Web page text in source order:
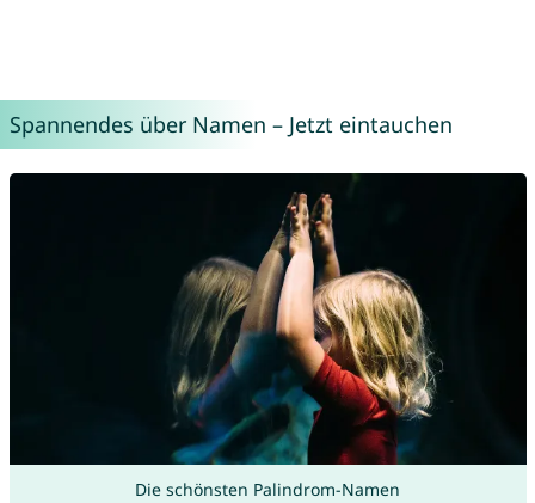
Spannendes über Namen – Jetzt eintauchen
Die schönsten Palindrom-Namen